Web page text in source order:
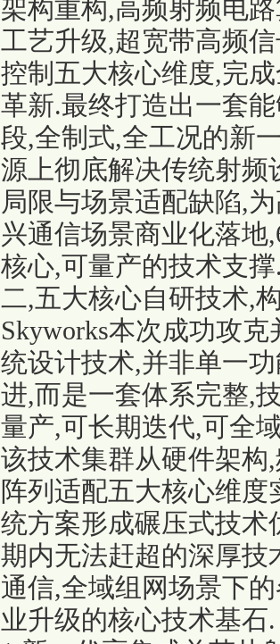
架构重构,高频射频电
工艺升级,超宽带高频
控制五大核心维度,完
革新.最终打造出一套
段,全制式,全工况的新
源上彻底解决传统射
局限与场景适配缺陷,
兴通信场景商业化落地
核心,可量产的技术支
二,五大核心自研技术,
Skyworks本次成功攻
统设计技术,并非单一
进,而是一套体系完整,
量产,可长期迭代,可全
该技术集群从硬件架构
阵列适配五大核心维
统方案形成碾压式技
期内无法赶超的深厚
通信,全域组网场景下
业升级的核心技术基石.